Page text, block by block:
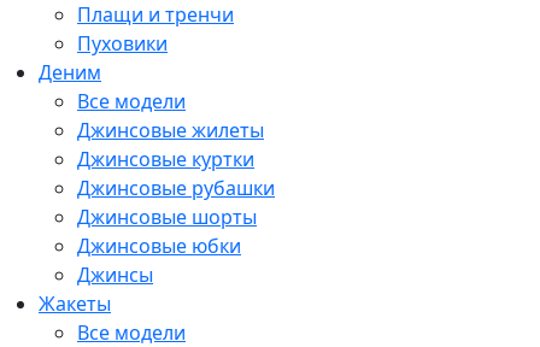
Плащи и тренчи
Пуховики
Деним
Все модели
Джинсовые жилеты
Джинсовые куртки
Джинсовые рубашки
Джинсовые шорты
Джинсовые юбки
Джинсы
Жакеты
Все модели